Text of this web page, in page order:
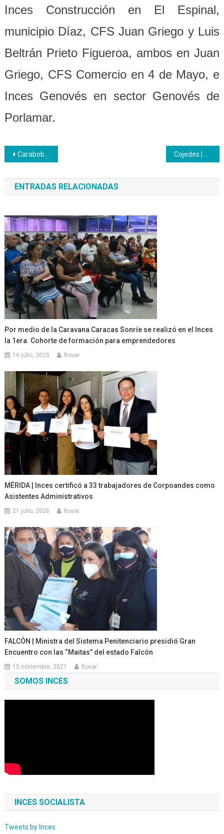
Inces Construcción en El Espinal,
municipio Díaz, CFS Juan Griego y Luis
Beltrán Prieto Figueroa, ambos en Juan
Griego, CFS Comercio en 4 de Mayo, e
Inces Genovés en sector Genovés de
Porlamar.
Navegación
de
entradas
Carabobo | Inces acuerda formación en CDC de Valencia
ENTRADAS RELACIONADAS
Por medio de la Caravana Caracas Sonríe se realizó en el Inces
la 1era. Cohorte de formación para emprendedores
16 julio, 2025 ltovar
MÉRIDA | Inces certificó a 33 trabajadores de Corpoandes como
Asistentes Administrativos
21 julio, 2026 ltovar
FALCÓN | Ministra del Sistema Penitenciario presidió Gran
Encuentro con las “Maitas” del estado Falcón
15 noviembre, 2021 ltovar
SOMOS INCES
INCES SOCIALISTA
Tweets by Inces